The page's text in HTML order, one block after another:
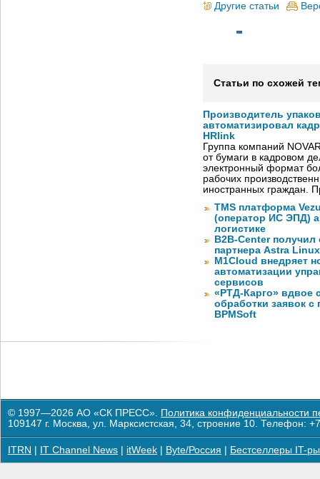
Другие статьи
Статьи по схожей
Производитель
автоматизировал
HRlink
Группа компаний
от бумаги в кадровом
электронный формат
рабочих
иностранных граждан.
TMS платформа
(оператор ИС ЭПД)
логистике
B2B-Center получил
партнера Astra Linux
M1Cloud внедряет
автоматизации
сервисов
«РТД-Карго» вдвое
обработки заявок
BPMSoft
© 1997—2026 АО «СК ПРЕСС». Политика конфиденциальности
109147 г. Москва, ул. Марксистская, 34, строение 10. Телефон:
ITRN IT Channel News itWeek Byte/Россия Бестселлеры IT-